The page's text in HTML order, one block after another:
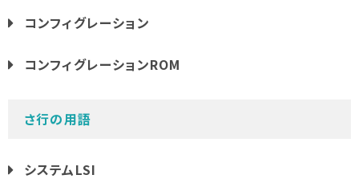
コンフィグレーション
コンフィグレーションROM
さ行の用語
システムLSI